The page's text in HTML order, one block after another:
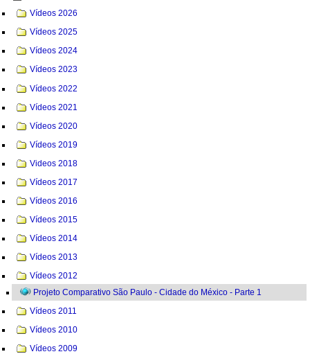
Vídeos 2026
Vídeos 2025
Vídeos 2024
Vídeos 2023
Vídeos 2022
Vídeos 2021
Vídeos 2020
Vídeos 2019
Videos 2018
Vídeos 2017
Vídeos 2016
Vídeos 2015
Vídeos 2014
Vídeos 2013
Vídeos 2012
Projeto Comparativo São Paulo - Cidade do México - Parte 1
Vídeos 2011
Vídeos 2010
Vídeos 2009